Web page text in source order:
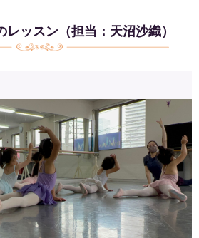
ッスン（担当：天沼沙織）